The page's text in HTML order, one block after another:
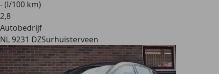
- (l/100 km)
2,8
Autobedrijf
NL 9231 DZSurhuisterveen